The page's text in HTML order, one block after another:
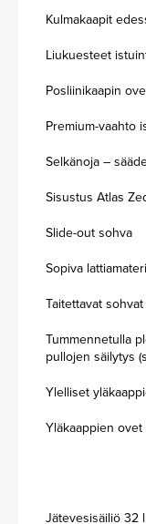
Kulmakaapit
Liukuesteet
Posliinikaapin
Premium-vaahto
Selkänoja –
Sisustus Atlas
Slide-out sohva
Sopiva
Taitettavat sohvat
Tummennetulla
pullojen säilytys
Ylelliset
Yläkaappien
Jätevesisäiliö 32